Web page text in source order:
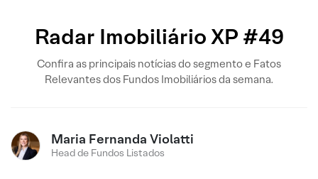
Radar Imobiliário XP #49
Confira as principais notícias do segmento e Fatos
Relevantes dos Fundos Imobiliários da semana.
Maria Fernanda Violatti
Head de Fundos Listados